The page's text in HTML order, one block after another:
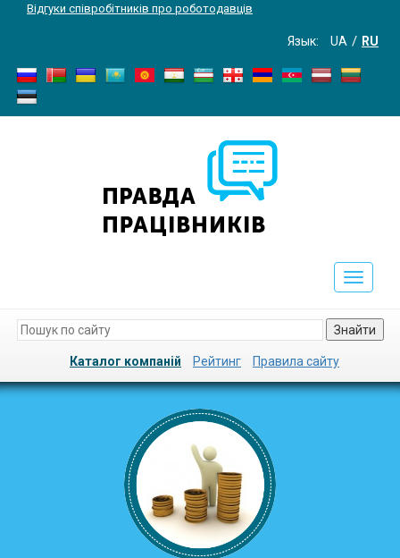
Відгуки співробітників про роботодавців
Язык: UA RU
Toggle
Знайти
Каталог компаній Рейтинг Правила сайту